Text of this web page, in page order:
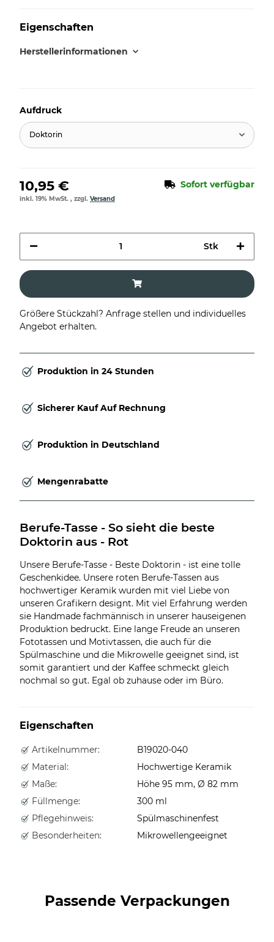
Eigenschaften
Herstellerinformationen
Aufdruck
Doktorin
10,95 € Sofort verfügbar
inkl. 19% MwSt. , zzgl. Versand
Stk
Größere Stückzahl? Anfrage stellen und individuelles
Angebot erhalten.
Produktion in 24 Stunden
Sicherer Kauf Auf Rechnung
Produktion in Deutschland
Mengenrabatte
Berufe-Tasse - So sieht die beste
Doktorin aus - Rot
Unsere Berufe-Tasse - Beste Doktorin - ist eine tolle
Geschenkidee. Unsere roten Berufe-Tassen aus
hochwertiger Keramik wurden mit viel Liebe von
unseren Grafikern designt. Mit viel Erfahrung werden
sie Handmade fachmännisch in unserer hauseigenen
Produktion bedruckt. Eine lange Freude an unseren
Fototassen und Motivtassen, die auch für die
Spülmaschine und die Mikrowelle geeignet sind, ist
somit garantiert und der Kaffee schmeckt gleich
nochmal so gut. Egal ob zuhause oder im Büro.
Eigenschaften
Artikelnummer:
B19020-040
Material:
Hochwertige Keramik
Maße:
Höhe 95 mm, Ø 82 mm
Füllmenge:
300 ml
Pflegehinweis:
Spülmaschinenfest
Besonderheiten:
Mikrowellengeeignet
Passende Verpackungen